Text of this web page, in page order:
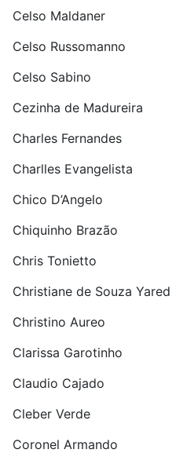
Celso Maldaner
Celso Russomanno
Celso Sabino
Cezinha de Madureira
Charles Fernandes
Charlles Evangelista
Chico D’Angelo
Chiquinho Brazão
Chris Tonietto
Christiane de Souza Yared
Christino Aureo
Clarissa Garotinho
Claudio Cajado
Cleber Verde
Coronel Armando